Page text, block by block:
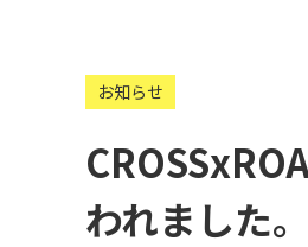
お知らせ
われました。